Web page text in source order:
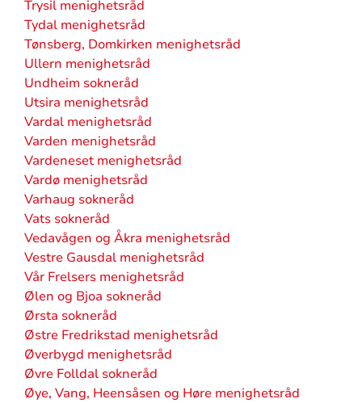
Trysil menighetsråd
Tydal menighetsråd
Tønsberg, Domkirken menighetsråd
Ullern menighetsråd
Undheim sokneråd
Utsira menighetsråd
Vardal menighetsråd
Varden menighetsråd
Vardeneset menighetsråd
Vardø menighetsråd
Varhaug sokneråd
Vats sokneråd
Vedavågen og Åkra menighetsråd
Vestre Gausdal menighetsråd
Vår Frelsers menighetsråd
Ølen og Bjoa sokneråd
Ørsta sokneråd
Østre Fredrikstad menighetsråd
Øverbygd menighetsråd
Øvre Folldal sokneråd
Øye, Vang, Heensåsen og Høre menighetsråd